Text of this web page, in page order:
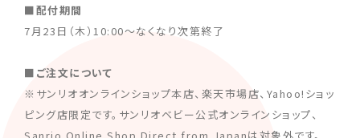
■配付期間
7月23日（木）10:00～なくなり次第終了
■ご注文について
※サンリオオンラインショップ本店、楽天市場店、Yahoo!ショッ
ピング店限定です。サンリオベビー公式オンラインショップ、